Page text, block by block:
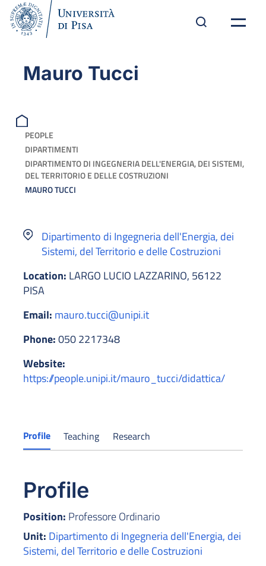
Mauro Tucci
PEOPLE
DIPARTIMENTI
DIPARTIMENTO DI INGEGNERIA DELL'ENERGIA, DEI SISTEMI,
DEL TERRITORIO E DELLE COSTRUZIONI
MAURO TUCCI
Dipartimento di Ingegneria dell'Energia, dei
Sistemi, del Territorio e delle Costruzioni
Location: LARGO LUCIO LAZZARINO, 56122
PISA
Email: mauro.tucci@unipi.it
Phone:050 2217348
Website:
https://people.unipi.it/mauro_tucci/didattica/
Profile Teaching Research
Profile
Position: Professore Ordinario
Unit: Dipartimento di Ingegneria dell'Energia, dei
Sistemi, del Territorio e delle Costruzioni